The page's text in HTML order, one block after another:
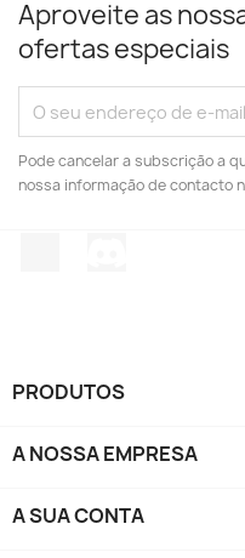
Aproveite as
ofertas especiais
Pode cancelar a subscrição a
nossa informação de contacto
PRODUTOS
A NOSSA EMPRESA
A SUA CONTA